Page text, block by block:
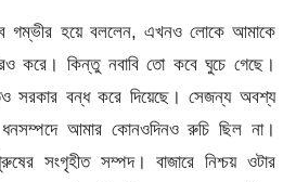
গম্ভীর হয়ে বললেন, এখনও লোকে আমাকে
করে। কিন্তু নবাবি তো কবে ঘুচে গেছে।
সরকার বন্ধ করে দিয়েছে। সেজন্য অবশ্য
আমার কোনওদিনও রুচি ছিল না।
সংগৃহীত সম্পদ। বাজারে নিশ্চয় ওটার